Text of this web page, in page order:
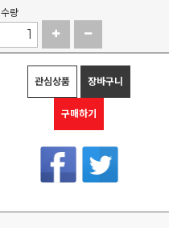
수량
관심상품 장바구니
구매하기